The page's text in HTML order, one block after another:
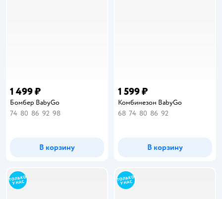
1 499 ₽
Бомбер BabyGo
74 80 86 92 98
В корзину
1 599 ₽
Комбинезон BabyGo
68 74 80 86 92
В корзину